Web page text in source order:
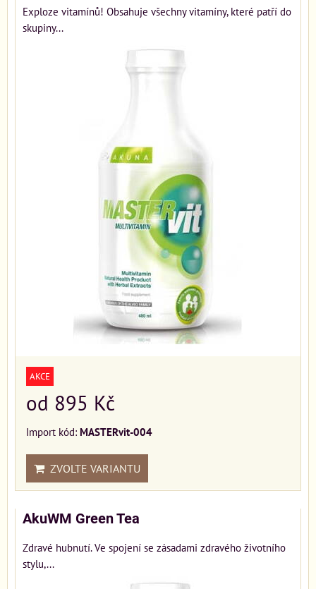
Exploze vitamínů! Obsahuje všechny vitamíny, které patří do
skupiny...
AKCE
od 895 Kč
Import kód: MASTERvit-004
ZVOLTE VARIANTU
AkuWM Green Tea
Zdravé hubnutí. Ve spojení se zásadami zdravého životního
stylu,...